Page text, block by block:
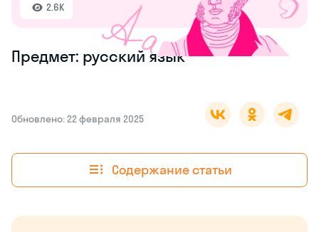
2.6K
Предмет: русский язык
Обновлено: 22 февраля 2025
Содержание статьи